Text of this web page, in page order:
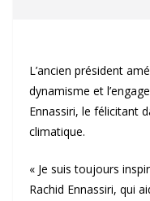
L’ancien président
dynamisme et
Ennassiri, le félicitant
climatique.
« Je suis toujours
Rachid Ennassiri, qui